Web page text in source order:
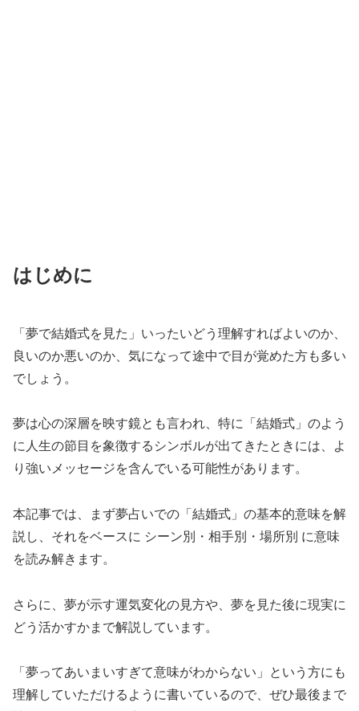
はじめに
「夢で結婚式を見た」いったいどう理解すればよいのか、
良いのか悪いのか、気になって途中で目が覚めた方も多い
でしょう。
夢は心の深層を映す鏡とも言われ、特に「結婚式」のよう
に人生の節目を象徴するシンボルが出てきたときには、よ
り強いメッセージを含んでいる可能性があります。
本記事では、まず夢占いでの「結婚式」の基本的意味を解
説し、それをベースに シーン別・相手別・場所別 に意味
を読み解きます。
さらに、夢が示す運気変化の見方や、夢を見た後に現実に
どう活かすかまで解説しています。
「夢ってあいまいすぎて意味がわからない」という方にも
理解していただけるように書いているので、ぜひ最後まで